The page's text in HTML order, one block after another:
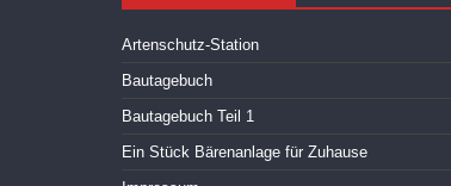
Artenschutz-Station
Bautagebuch
Bautagebuch Teil 1
Ein Stück Bärenanlage für Zuhause